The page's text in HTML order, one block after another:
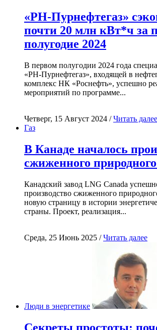
«РН-Пурнефтегаз»
почти 20 млн кВт*ч за
полугодие 2024
В первом полугодии 2024 года
«РН-Пурнефтегаз», входящей в
комплекс НК «Роснефть», успешно
мероприятий по программе...
Четверг, 15 Август 2024 /Читать далее
Газ
В Канаде началось
сжиженного природного
Канадский завод LNG Canada
производство сжиженного
новую страницу в истории
страны. Проект, реализация...
Среда, 25 Июнь 2025 /Читать далее
Люди в энергетике
Секреты простоты: